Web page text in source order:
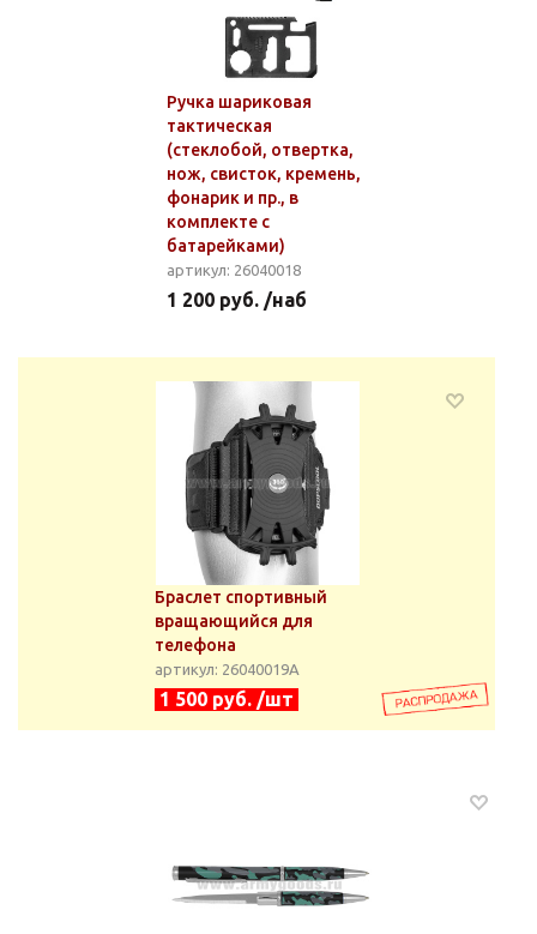
Ручка шариковая
тактическая
(стеклобой, отвертка,
нож, свисток, кремень,
фонарик и пр., в
комплекте с
батарейками)
артикул: 26040018
1 200 руб. /наб
Браслет спортивный
вращающийся для
телефона
артикул: 26040019А
1 500 руб. /шт